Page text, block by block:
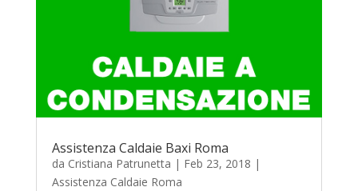
Assistenza Caldaie Baxi Roma
da Cristiana Patrunetta | Feb 23, 2018 |
Assistenza Caldaie Roma